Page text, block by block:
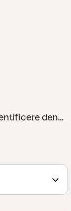
den
er for
slid på
for stor, kan